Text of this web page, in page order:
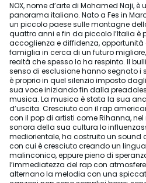
NOX, nome d’arte di Mohamed Naji,
panorama italiano. Nato a Fes in
un piccolo paese sulle montagne
quattro anni e fin da piccolo l’Italia è
accoglienza e diffidenza, opportunità
famiglia in cerca di un futuro
realtà che spesso lo ha respinto. Il
senso di esclusione hanno segnato i
è proprio in quel silenzio imposto
sua voce iniziando fin dalla
musica. La musica è stata la sua
d’uscita. Cresciuto con il rap
con il pop di artisti come Rihanna,
sonora della sua cultura lo
mediorientale, ha costruito un sound
con cui è cresciuto creando un
malinconico, eppure pieno di
l’immediatezza del rap con
alternano la melodia con una